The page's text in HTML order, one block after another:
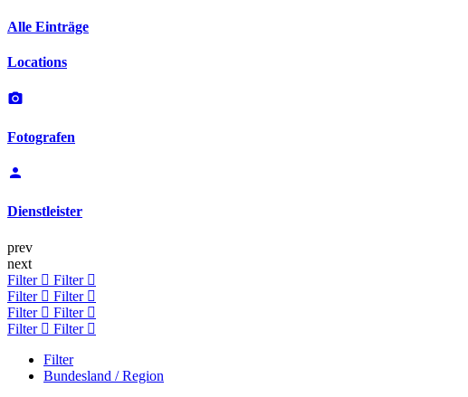
Alle Einträge
Locations
Fotografen
Dienstleister
prev
next
Filter
Filter
Filter
Filter
Filter
Filter
Filter
Filter
Filter
Bundesland / Region